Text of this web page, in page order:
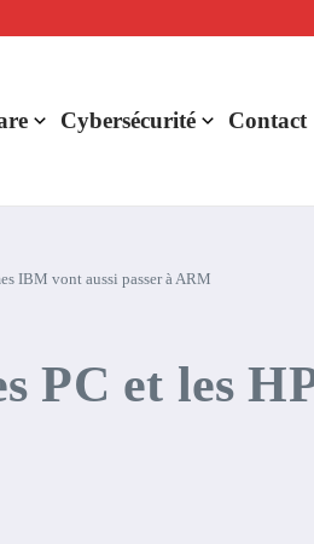
?
Cybersécurité Contact
IBM vont aussi passer à ARM
PC et les